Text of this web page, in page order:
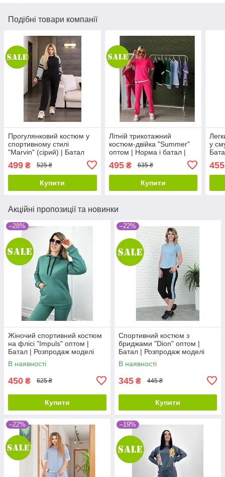
Подібні товари компанії
Прогулянковий костюм у
спортивному стилі
"Marvin" (сірий) | Батал
499 ₴ 525 ₴
Купити
Літній трикотажний
костюм-двійка "Summer"
оптом | Норма і батал |
495₴ 635 ₴
Купити
у
455
Акційні пропозиції та новинки
–28%
Жіночий спортивний костюм
на флісі "Impuls" оптом |
Батал | Розпродаж моделі
В наявності
450 ₴ 625 ₴
Купити
–22%
Спортивний костюм з
бриджами "Dion" оптом |
Батал | Розпродаж моделі
В наявності
345 ₴ 445 ₴
Купити
–22% –19%